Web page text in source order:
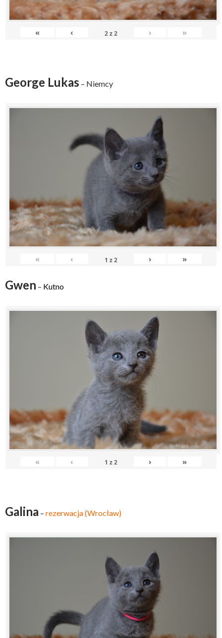
« ‹ 2z2 › »
George Lukas – Niemcy
« ‹ 1 z2 › »
Gwen – Kutno
« ‹ 1 z2 › »
Galina – rezerwacja (Wrocław)